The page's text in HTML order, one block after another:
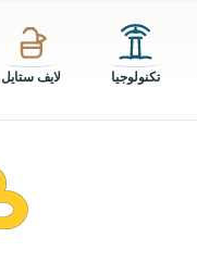
تكنولوجيا لايف ستايل